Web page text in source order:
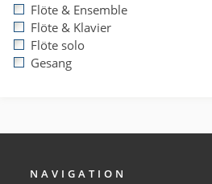
Flöte & Ensemble
Flöte & Klavier
Flöte solo
Gesang
NAVIGATION